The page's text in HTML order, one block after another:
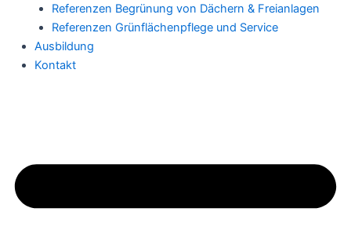
Referenzen Begrünung von Dächern & Freianlagen
Referenzen Grünflächenpflege und Service
Ausbildung
Kontakt